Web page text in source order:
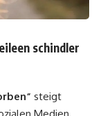
schindler
steigt
Medien,